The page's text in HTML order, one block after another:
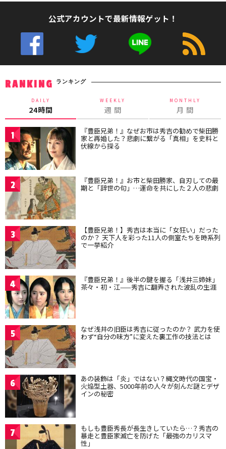
公式アカウントで最新情報ゲット！
RANKING ランキング
DAILY
24時間
WEEKLY
週 間
MONTHLY
月 間
1 『豊臣兄弟！』なぜお市は秀吉の勧めで柴田勝
家と再婚した？悲劇に繋がる「真相」を史料と
伏線から探る
2 『豊臣兄弟！』お市と柴田勝家、自刃しての最
期と「辞世の句」…運命を共にした２人の悲劇
3 【豊臣兄弟！】秀吉は本当に「女狂い」だった
のか？ 天下人を彩った11人の側室たちを時系列
で一挙紹介
4 『豊臣兄弟！』後半の鍵を握る「浅井三姉妹」
茶々・初・江——秀吉に翻弄された波乱の生涯
5 なぜ浅井の旧臣は秀吉に従ったのか？ 武力を使
わず“自分の味方”に変えた裏工作の技法とは
6 あの装飾は「炎」ではない？縄文時代の国宝・
火焔型土器、5000年前の人々が刻んだ謎とデザ
インの秘密
7 もしも豊臣秀長が長生きしていたら…？秀吉の
暴走と豊臣家滅亡を防げた「最強のカリスマ
性」